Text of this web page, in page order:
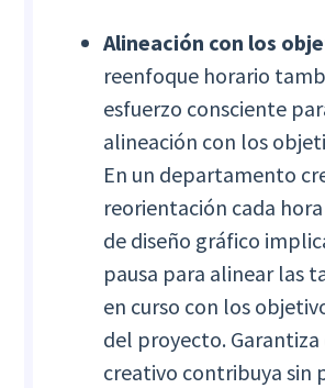
Alineación con los
reenfoque horario
esfuerzo consciente
alineación con los
En un departamento
reorientación cada
de diseño gráfico
pausa para alinear las
en curso con los
del proyecto.
creativo contribuya sin